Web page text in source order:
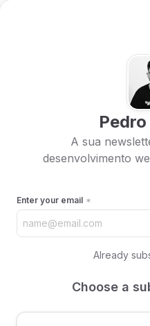
A sua
desenvolvimento
Enter your email
Already
Choose a